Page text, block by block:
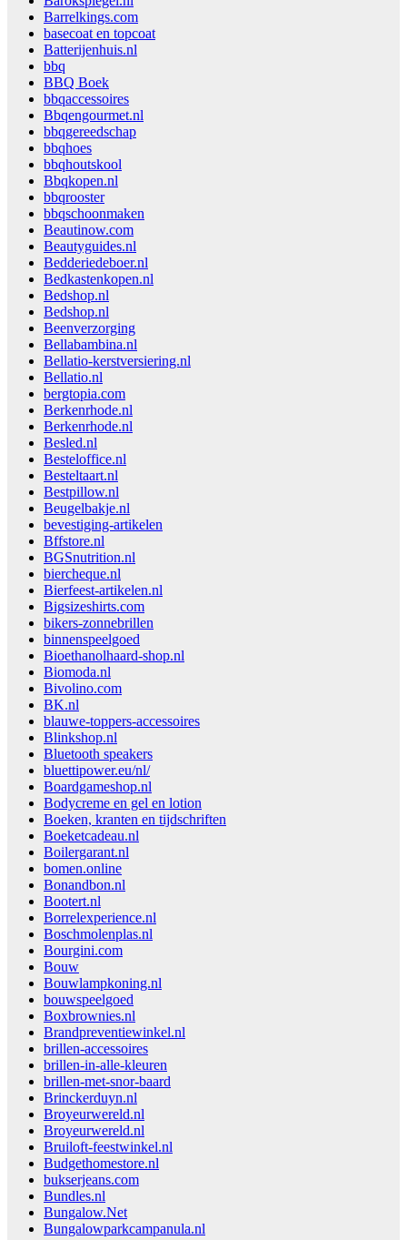
Barrelkings.com
basecoat en topcoat
Batterijenhuis.nl
bbq
BBQ Boek
bbqaccessoires
Bbqengourmet.nl
bbqgereedschap
bbqhoes
bbqhoutskool
Bbqkopen.nl
bbqrooster
bbqschoonmaken
Beautinow.com
Beautyguides.nl
Bedderiedeboer.nl
Bedkastenkopen.nl
Bedshop.nl
Bedshop.nl
Beenverzorging
Bellabambina.nl
Bellatio-kerstversiering.nl
Bellatio.nl
bergtopia.com
Berkenrhode.nl
Berkenrhode.nl
Besled.nl
Besteloffice.nl
Besteltaart.nl
Bestpillow.nl
Beugelbakje.nl
bevestiging-artikelen
Bffstore.nl
BGSnutrition.nl
biercheque.nl
Bierfeest-artikelen.nl
Bigsizeshirts.com
bikers-zonnebrillen
binnenspeelgoed
Bioethanolhaard-shop.nl
Biomoda.nl
Bivolino.com
BK.nl
blauwe-toppers-accessoires
Blinkshop.nl
Bluetooth speakers
bluettipower.eu/nl/
Boardgameshop.nl
Bodycreme en gel en lotion
Boeken, kranten en tijdschriften
Boeketcadeau.nl
Boilergarant.nl
bomen.online
Bonandbon.nl
Bootert.nl
Borrelexperience.nl
Boschmolenplas.nl
Bourgini.com
Bouw
Bouwlampkoning.nl
bouwspeelgoed
Boxbrownies.nl
Brandpreventiewinkel.nl
brillen-accessoires
brillen-in-alle-kleuren
brillen-met-snor-baard
Brinckerduyn.nl
Broyeurwereld.nl
Broyeurwereld.nl
Bruiloft-feestwinkel.nl
Budgethomestore.nl
bukserjeans.com
Bundles.nl
Bungalow.Net
Bungalowparkcampanula.nl